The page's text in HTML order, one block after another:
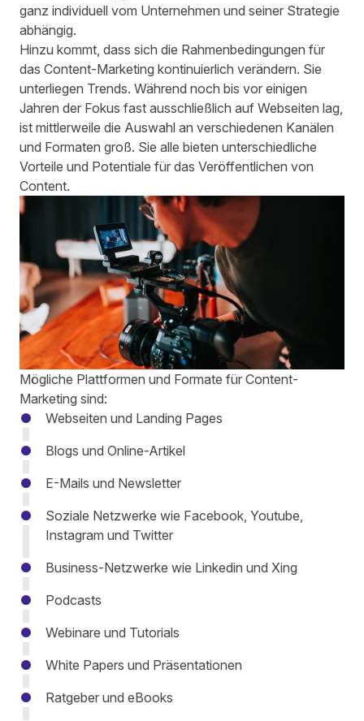
ganz individuell vom Unternehmen und seiner Strategie
abhängig.
Hinzu kommt, dass sich die Rahmenbedingungen für
das Content-Marketing kontinuierlich verändern. Sie
unterliegen Trends. Während noch bis vor einigen
Jahren der Fokus fast ausschließlich auf Webseiten lag,
ist mittlerweile die Auswahl an verschiedenen Kanälen
und Formaten groß. Sie alle bieten unterschiedliche
Vorteile und Potentiale für das Veröffentlichen von
Content.
Mögliche Plattformen und Formate für Content-
Marketing sind:
Webseiten und Landing Pages
Blogs und Online-Artikel
E-Mails und Newsletter
Soziale Netzwerke wie Facebook, Youtube,
Instagram und Twitter
Business-Netzwerke wie Linkedin und Xing
Podcasts
Webinare und Tutorials
White Papers und Präsentationen
Ratgeber und eBooks